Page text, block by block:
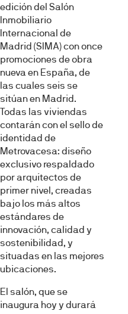
edición del Salón
Inmobiliario
Internacional de
Madrid (SIMA) con once
promociones de obra
nueva en España, de
las cuales seis se
sitúan en Madrid.
Todas las viviendas
contarán con el sello de
identidad de
Metrovacesa: diseño
exclusivo respaldado
por arquitectos de
primer nivel, creadas
bajo los más altos
estándares de
innovación, calidad y
sostenibilidad, y
situadas en las mejores
ubicaciones.
El salón, que se
inaugura hoy y durará